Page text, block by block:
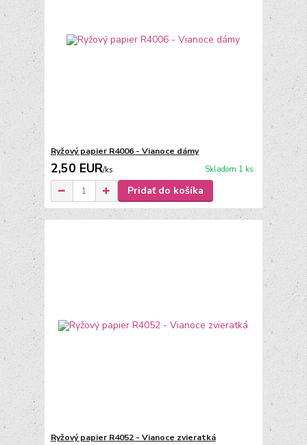
Ryžový papier R4006 - Vianoce dámy
2,50 EUR/ks Skladom 1 ks
Pridať do košíka
Ryžový papier R4052 - Vianoce zvieratká